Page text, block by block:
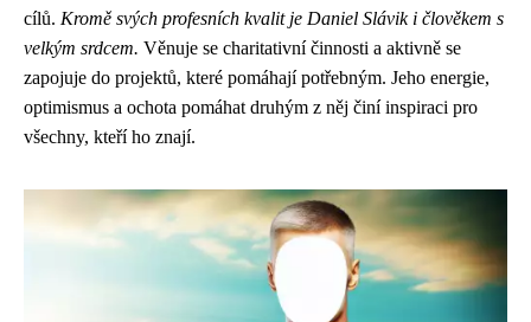
cílů. Kromě svých profesních kvalit je Daniel Slávik i člověkem s
velkým srdcem. Věnuje se charitativní činnosti a aktivně se
zapojuje do projektů, které pomáhají potřebným. Jeho energie,
optimismus a ochota pomáhat druhým z něj činí inspiraci pro
všechny, kteří ho znají.